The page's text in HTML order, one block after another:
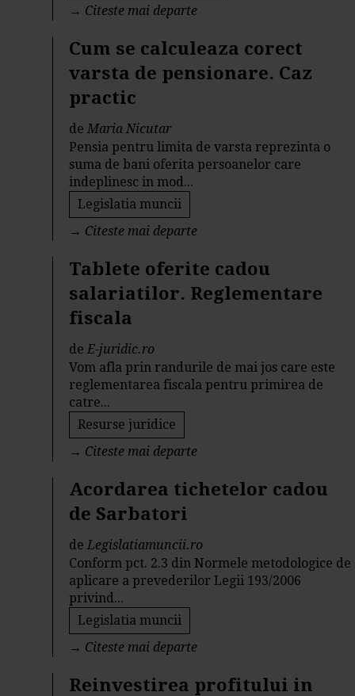
→ Citeste mai departe
Cum se calculeaza corect
varsta de pensionare. Caz
practic
deMaria Nicutar
Pensia pentru limita de varsta reprezinta o
suma de bani oferita persoanelor care
indeplinesc in mod...
Legislatia muncii
→ Citeste mai departe
Tablete oferite cadou
salariatilor. Reglementare
fiscala
deE-juridic.ro
Vom afla prin randurile de mai jos care este
reglementarea fiscala pentru primirea de
catre...
Resurse juridice
→ Citeste mai departe
Acordarea tichetelor cadou
de Sarbatori
deLegislatiamuncii.ro
Conform pct. 2.3 din Normele metodologice de
aplicare a prevederilor Legii 193/2006
privind...
Legislatia muncii
→ Citeste mai departe
Reinvestirea profitului in